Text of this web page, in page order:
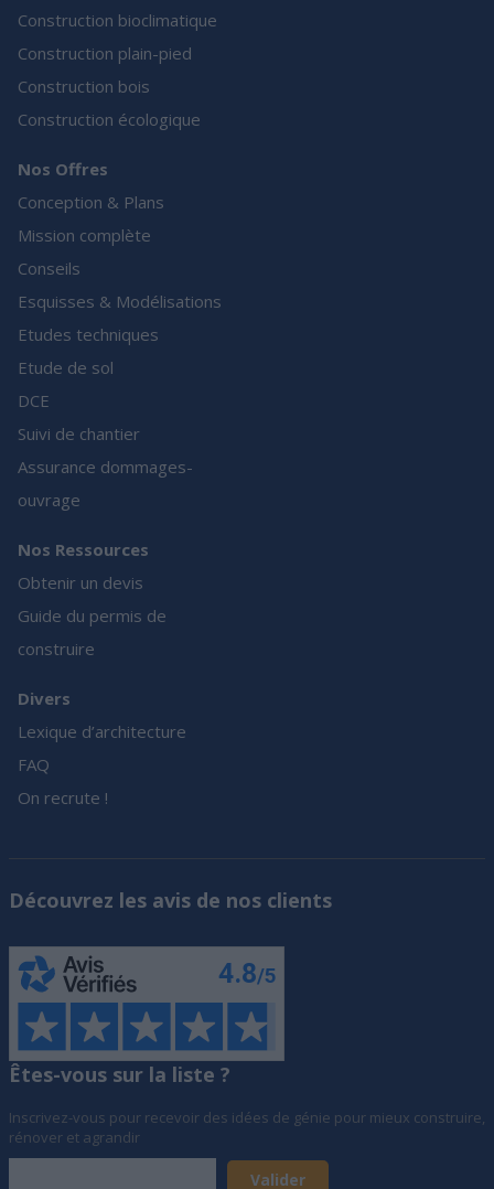
Construction bioclimatique
Construction plain-pied
Construction bois
Construction écologique
Nos Offres
Conception & Plans
Mission complète
Conseils
Esquisses & Modélisations
Etudes techniques
Etude de sol
DCE
Suivi de chantier
Assurance dommages-
ouvrage
Nos Ressources
Obtenir un devis
Guide du permis de
construire
Divers
Lexique d’architecture
FAQ
On recrute !
Découvrez les avis de nos clients
Êtes-vous sur la liste ?
Inscrivez-vous pour recevoir des idées de génie pour mieux construire,
rénover et agrandir